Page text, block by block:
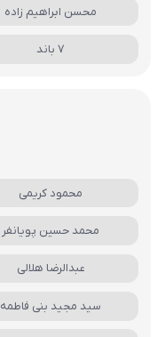
محسن ابراهیم زاده
7 باند
محمود کریمی
محمد حسین پویانفر
عبدالرضا هلالی
سید مجید بنی فاطمه